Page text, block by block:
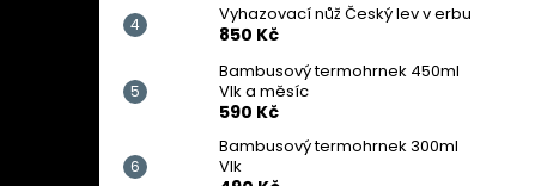
Vyhazovací nůž Český lev v erbu
850 Kč
Bambusový termohrnek 450ml
Vlk a měsíc
590 Kč
Bambusový termohrnek 300ml
Vlk